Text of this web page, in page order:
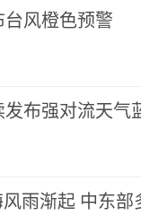
台风橙色预警
布强对流天气
雨渐起 中东部